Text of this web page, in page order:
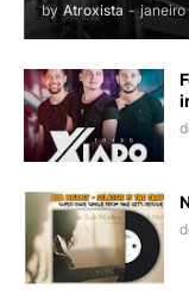
by Atroxista -